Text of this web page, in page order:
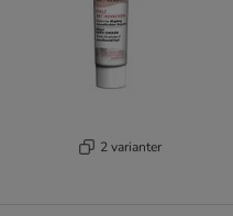
2 varianter